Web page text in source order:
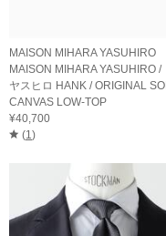
MAISON MIHARA YASUHIRO
MAISON MIHARA YASUHIRO /
ヤスヒロ HANK / ORIGINAL
CANVAS LOW-TOP
¥40,700
(1)